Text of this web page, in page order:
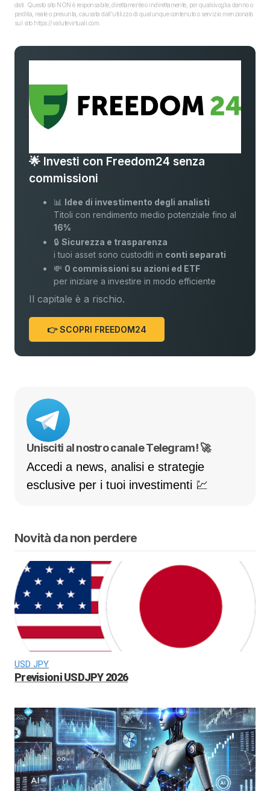
dati. Questo sito NON è responsabile, direttamente o indirettamente, per qualsivoglia danno o
perdita, reale o presunta, causata dall'utilizzo di qualunque contenuto o servizio menzionato
sul sito https://valutevirtuali.com.
🌟 Investi con Freedom24 senza
commissioni
📊 Idee di investimento degli analisti
Titoli con rendimento medio potenziale fino al
16%
🔒Sicurezza e trasparenza
i tuoi asset sono custoditi in conti separati
💸 0 commissioni su azioni ed ETF
per iniziare a investire in modo efficiente
Il capitale è a rischio.
👉 SCOPRI FREEDOM24
Unisciti al nostro canale Telegram! 🚀
Accedi a news, analisi e strategie
esclusive per i tuoi investimenti 💹
Novità da non perdere
USD JPY
Previsioni USDJPY 2026